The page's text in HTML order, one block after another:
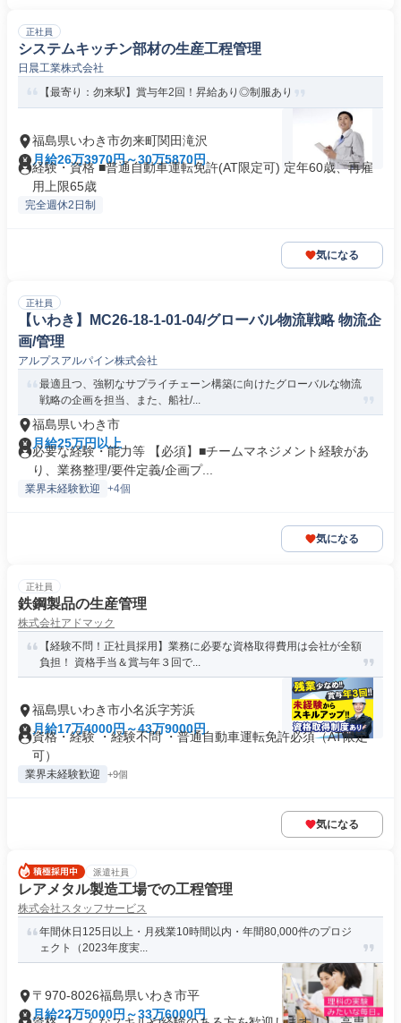
正社員
システムキッチン部材の生産工程管理
日晨工業株式会社
【最寄り：勿来駅】賞与年2回！昇給あり◎制服あり
福島県いわき市勿来町関田滝沢
月給26万3970円～30万5870円
経験・資格 ■普通自動車運転免許(AT限定可) 定年60歳、再雇
用上限65歳
完全週休2日制
気になる
正社員
【いわき】MC26-18-1-01-04/グローバル物流戦略 物流企
画/管理
アルプスアルパイン株式会社
最適且つ、強靭なサプライチェーン構築に向けたグローバルな物流
戦略の企画を担当、また、船社/...
福島県いわき市
月給25万円以上
必要な経験・能力等 【必須】■チームマネジメント経験があ
り、業務整理/要件定義/企画プ...
業界未経験歓迎 +4個
気になる
正社員
鉄鋼製品の生産管理
株式会社アドマック
【経験不問！正社員採用】業務に必要な資格取得費用は会社が全額
負担！ 資格手当＆賞与年３回で...
福島県いわき市小名浜字芳浜
月給17万4000円～43万9000円
資格・経験 ・経験不問 ・普通自動車運転免許必須（AT限定
可）
業界未経験歓迎 +9個
気になる
派遣社員
レアメタル製造工場での工程管理
株式会社スタッフサービス
年間休日125日以上・月残業10時間以内・年間80,000件のプロジ
ェクト（2023年度実...
〒970-8026福島県いわき市平
月給22万5000円～33万6000円